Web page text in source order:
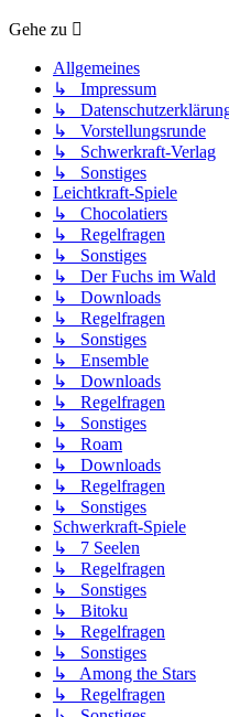
Gehe zu
Allgemeines
↳ Impressum
↳
↳ Vorstellungsrunde
↳ Schwerkraft-Verlag
↳ Sonstiges
Leichtkraft-Spiele
↳ Chocolatiers
↳ Regelfragen
↳ Sonstiges
↳ Der Fuchs im Wald
↳ Downloads
↳ Regelfragen
↳ Sonstiges
↳ Ensemble
↳ Downloads
↳ Regelfragen
↳ Sonstiges
↳ Roam
↳ Downloads
↳ Regelfragen
↳ Sonstiges
Schwerkraft-Spiele
↳ 7 Seelen
↳ Regelfragen
↳ Sonstiges
↳ Bitoku
↳ Regelfragen
↳ Sonstiges
↳ Among the Stars
↳ Regelfragen